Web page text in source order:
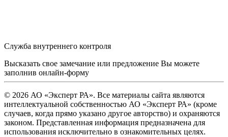
Служба внутреннего контроля
Высказать свое замечание или предложение Вы можете
заполнив онлайн-форму
© 2026 АО «Эксперт РА». Все материалы сайта являются
интеллектуальной собственностью АО «Эксперт РА» (кроме
случаев, когда прямо указано другое авторство) и охраняются
законом. Представленная информация предназначена для
использования исключительно в ознакомительных целях.